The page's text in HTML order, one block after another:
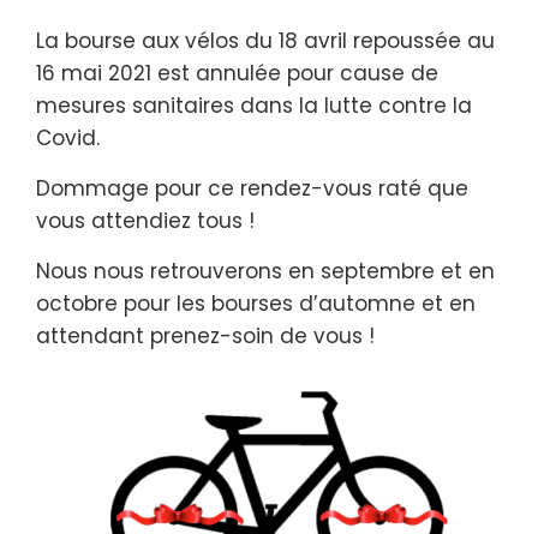
La bourse aux vélos du 18 avril repoussée au
16 mai 2021 est annulée pour cause de
mesures sanitaires dans la lutte contre la
Covid.
Dommage pour ce rendez-vous raté que
vous attendiez tous !
Nous nous retrouverons en septembre et en
octobre pour les bourses d’automne et en
attendant prenez-soin de vous !